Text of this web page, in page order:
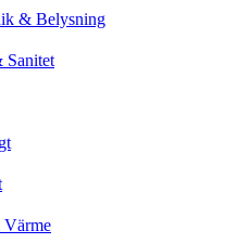
& Belysning
Sanitet
Värme